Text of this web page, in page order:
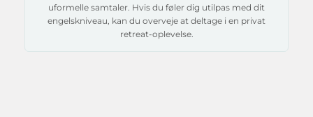
uformelle samtaler. Hvis du føler dig utilpas med dit
engelskniveau, kan du overveje at deltage i en privat
retreat-oplevelse.